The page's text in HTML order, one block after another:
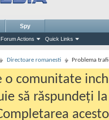
Forum Actions Quick Links
Spy
Directoare romanesti Problema
o comunitate
să răspundeți